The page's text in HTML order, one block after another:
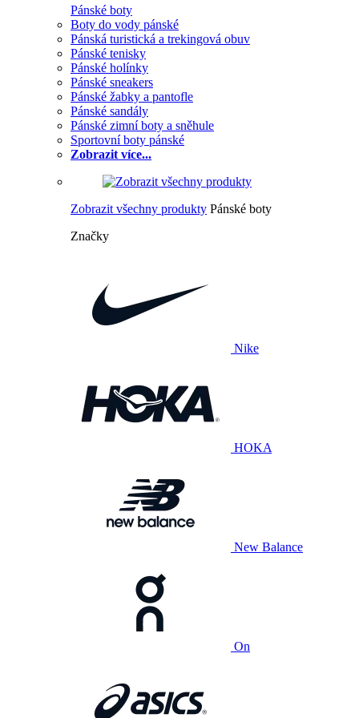
Pánské boty
Boty do vody pánské
Pánská turistická a trekingová obuv
Pánské tenisky
Pánské holínky
Pánské sneakers
Pánské žabky a pantofle
Pánské sandály
Pánské zimní boty a sněhule
Sportovní boty pánské
Zobrazit více...
Zobrazit všechny produkty Pánské boty
Značky
Nike
HOKA
New Balance
On